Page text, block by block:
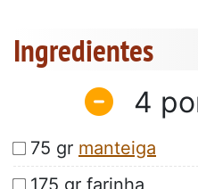
Ingredientes
4
75 gr manteiga